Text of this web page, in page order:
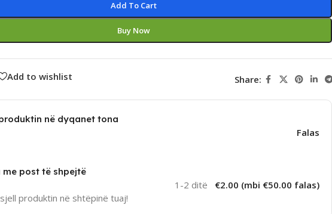
Add To Cart
Buy Now
Add to wishlist Share:
në dyqanet tona
Falas
me post të shpejtë
produktin në shtëpinë tuaj!
1-2 ditë €2.00 (mbi €50.00 falas)